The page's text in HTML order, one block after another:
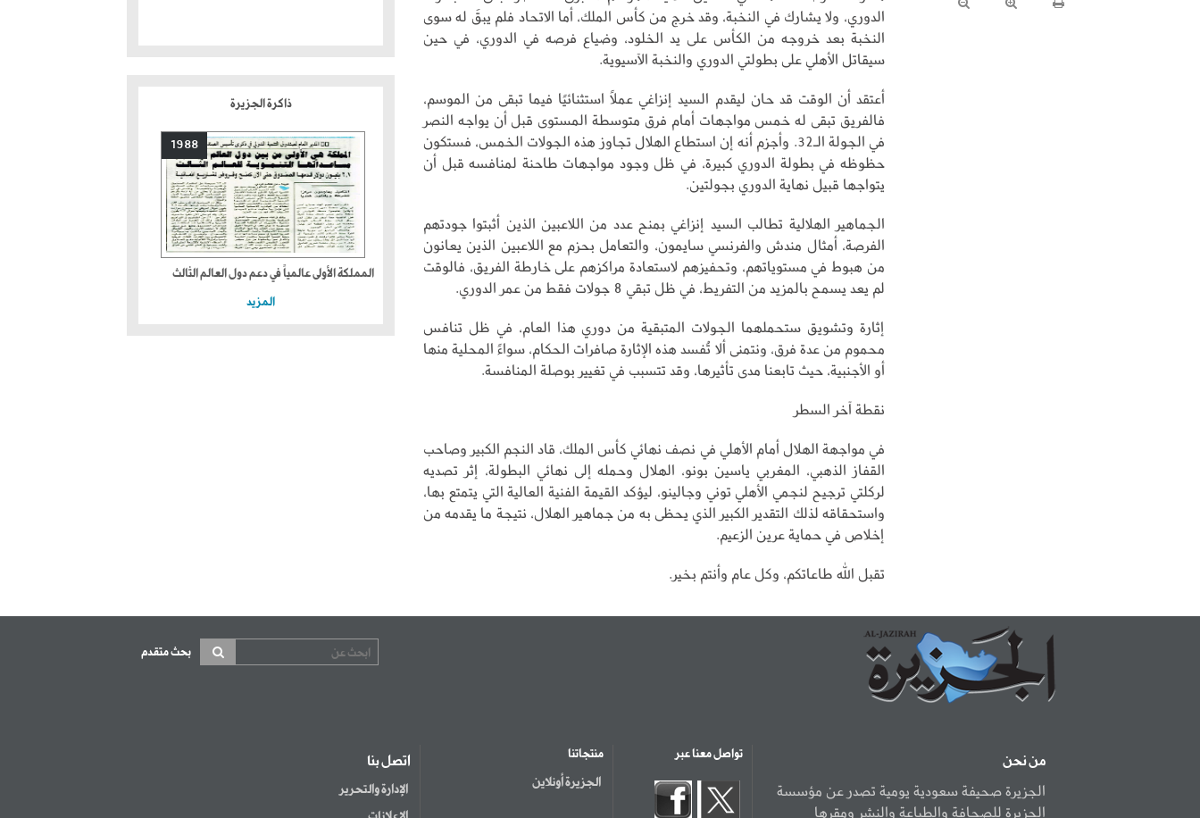
الدوري، ولا يشارك في النخبة، وقد خرج من كأس الملك، أما الاتحاد فلم يبقَ له سوى
النخبة بعد خروجه من الكأس على يد الخلود، وضياع فرصه في الدوري، في حين
سيقاتل الأهلي على بطولتي الدوري والنخبة الآسيوية.
أعتقد أن الوقت قد حان ليقدم السيد إنزاغي عملاً استثنائيًا فيما تبقى من الموسم،
فالفريق تبقى له خمس مواجهات أمام فرق متوسطة المستوى قبل أن يواجه النصر
في الجولة الـ32. وأجزم أنه إن استطاع الهلال تجاوز هذه الجولات الخمس، فستكون
حظوظه في بطولة الدوري كبيرة، في ظل وجود مواجهات طاحنة لمنافسه قبل أن
يتواجها قبيل نهاية الدوري بجولتين.
الجماهير الهلالية تطالب السيد إنزاغي بمنح عدد من اللاعبين الذين أثبتوا جودتهم
الفرصة، أمثال مندش والفرنسي سايمون، والتعامل بحزم مع اللاعبين الذين يعانون
من هبوط في مستوياتهم، وتحفيزهم لاستعادة مراكزهم على خارطة الفريق، فالوقت
لم يعد يسمح بالمزيد من التفريط، في ظل تبقي 8 جولات فقط من عمر الدوري.
إثارة وتشويق ستحملهما الجولات المتبقية من دوري هذا العام، في ظل تنافس
محموم من عدة فرق، ونتمنى ألا تُفسد هذه الإثارة صافرات الحكام، سواءً المحلية منها
أو الأجنبية، حيث تابعنا مدى تأثيرها، وقد تتسبب في تغيير بوصلة المنافسة.
نقطة آخر السطر
في مواجهة الهلال أمام الأهلي في نصف نهائي كأس الملك، قاد النجم الكبير وصاحب
القفاز الذهبي، المغربي ياسين بونو، الهلال وحمله إلى نهائي البطولة، إثر تصديه
لركلتي ترجيح لنجمي الأهلي توني وجالينو، ليؤكد القيمة الفنية العالية التي يتمتع بها،
واستحقاقه لذلك التقدير الكبير الذي يحظى به من جماهير الهلال، نتيجة ما يقدمه من
إخلاص في حماية عرين الزعيم.
تقبل الله طاعاتكم، وكل عام وأنتم بخير.
ذاكرة الجزيرة
1988
المملكة الأولى عالمياً في دعم دول العالم الثالث
المزيد
بحث متقدم
من نحن
الجزيرة صحيفة سعودية يومية تصدر عن مؤسسة
الجزيرة للصحافة والطباعة والنشر ومقرها
تواصل معنا عبر منتجاتنا
الجزيرة أونلاين
اتصل بنا
الإدارة والتحرير